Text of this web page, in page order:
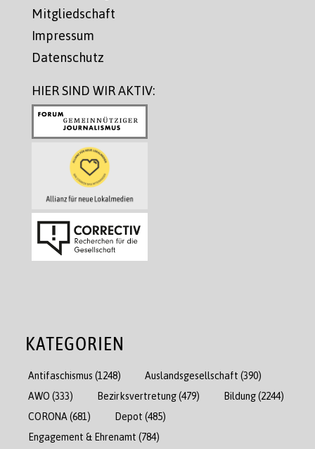
Mitgliedschaft
Impressum
Datenschutz
HIER SIND WIR AKTIV:
KATEGORIEN
Antifaschismus (1248) Auslandsgesellschaft (390)
AWO (333) Bezirksvertretung(479) Bildung(2244)
CORONA (681) Depot (485)
Engagement & Ehrenamt (784)